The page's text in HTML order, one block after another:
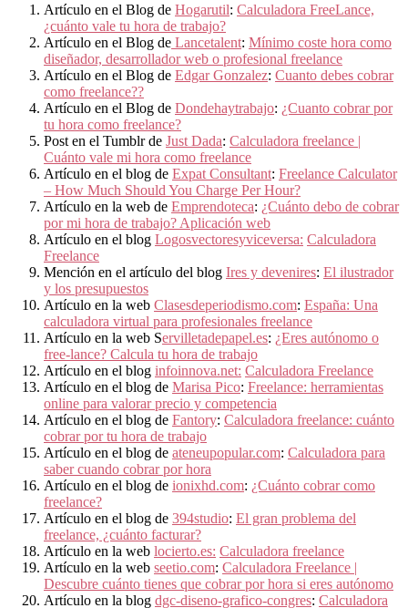
Artículo en el Blog de Hogarutil: Calculadora FreeLance,
¿cuánto vale tu hora de trabajo?
Artículo en el Blog de Lancetalent: Mínimo coste hora como
diseñador, desarrollador web o profesional freelance
Artículo en el Blog de Edgar Gonzalez: Cuanto debes cobrar
como freelance??
Artículo en el Blog de Dondehaytrabajo: ¿Cuanto cobrar por
tu hora como freelance?
Post en el Tumblr de Just Dada: Calculadora freelance |
Cuánto vale mi hora como freelance
Artículo en el blog de Expat Consultant: Freelance Calculator
– How Much Should You Charge Per Hour?
Artículo en la web de Emprendoteca: ¿Cuánto debo de cobrar
por mi hora de trabajo? Aplicación web
Artículo en el blog Logosvectoresyviceversa: Calculadora
Freelance
Mención en el artículo del blog Ires y devenires: El ilustrador
y los presupuestos
Artículo en la web Clasesdeperiodismo.com: España: Una
calculadora virtual para profesionales freelance
Artículo en la web Servilletadepapel.es: ¿Eres autónomo o
free-lance? Calcula tu hora de trabajo
Artículo en el blog infoinnova.net: Calculadora Freelance
Artículo en el blog de Marisa Pico: Freelance: herramientas
online para valorar precio y competencia
Artículo en el blog de Fantory: Calculadora freelance: cuánto
cobrar por tu hora de trabajo
Artículo en el blog de ateneupopular.com: Calculadora para
saber cuando cobrar por hora
Artículo en el blog de ionixhd.com: ¿Cuánto cobrar como
freelance?
Artículo en el blog de 394studio: El gran problema del
freelance, ¿cuánto facturar?
Artículo en la web locierto.es: Calculadora freelance
Artículo en la web seetio.com: Calculadora Freelance |
Descubre cuánto tienes que cobrar por hora si eres autónomo
Artículo en la blog dgc-diseno-grafico-congres: Calculadora